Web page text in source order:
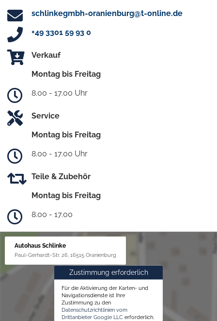
schlinkegmbh-oranienburg@t-online.de
+49 3301 59 93 0
Verkauf
Montag bis Freitag
8.00 - 17.00 Uhr
Service
Montag bis Freitag
8.00 - 17.00 Uhr
Teile & Zubehör
Montag bis Freitag
8.00 - 17.00
Autohaus Schlinke
Paul-Gerhardt-Str. 26, 16515 Oranienburg
Zustimmung erforderlich
Für die Aktivierung der Karten- und
Navigationsdienste ist Ihre
Zustimmung zu den
Datenschutzrichtlinien vom
Drittanbieter Google LLC erforderlich.